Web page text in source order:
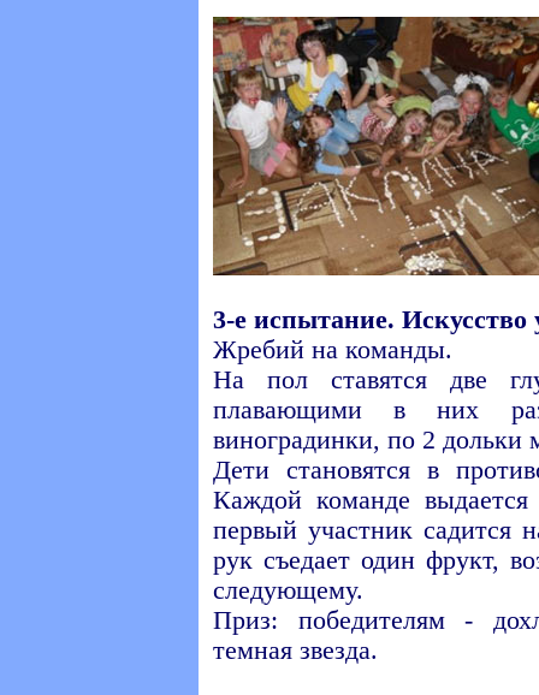
3-е испытание. Искусство
Жребий на команды.
На пол ставятся две
плавающими в них
виноградинки, по 2 дольки
Дети становятся в
Каждой команде
первый участник садится
рук съедает один фрукт,
следующему.
Приз: победителям -
темная звезда.